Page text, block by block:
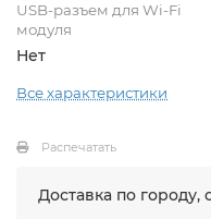
USB-разъем для Wi-Fi
модуля
Нет
Все характеристики
Распечатать
Доставка по городу,